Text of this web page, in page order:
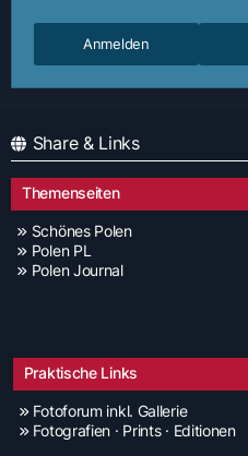
Anmelden
Share & Links
Themenseiten
Schönes Polen
Polen PL
Polen Journal
Praktische Links
Fotoforum inkl. Gallerie
Fotografien · Prints · Editionen